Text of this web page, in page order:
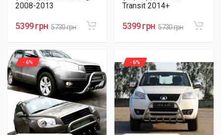
2008-2013
5399 грн 5730 грн
Transit 2014+
5399 грн 5730 грн
- 6% - 6%